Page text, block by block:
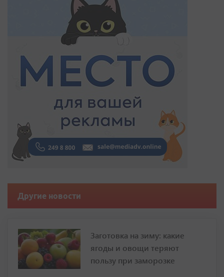
Другие новости
Заготовка на зиму: какие
ягоды и овощи теряют
пользу при заморозке